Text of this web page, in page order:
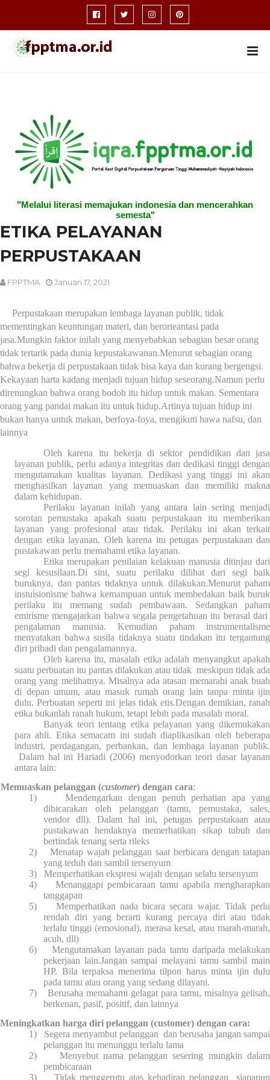
"Melalui literasi memajukan indonesia dan mencerahkan
semesta"
ETIKA PELAYANAN
PERPUSTAKAAN
FPPTMA Januari 17, 2021
Perpustakaan merupakan lembaga layanan publik, tidak
mementingkan keuntungan materi, dan berorieantasi pada
jasa.Mungkin faktor inilah yang menyebabkan sebagian besar orang
tidak tertarik pada dunia kepustakawanan.Menurut sebagian orang
bahwa bekerja di perpustakaan tidak bisa kaya dan kurang bergengsi.
Kekayaan harta kadang menjadi tujuan hidup seseorang.Namun perlu
direnungkan bahwa orang bodoh itu hidup untuk makan. Sementara
orang yang pandai makan itu untuk hidup.Artinya tujuan hidup ini
bukan hanya untuk makan, berfoya-foya, mengikuti hawa nafsu, dan
lainnya
Oleh karena itu bekerja di sektor pendidikan dan jasa
layanan publik, perlu adanya integritas dan dedikasi tinggi dengan
mengutamakan kualitas layanan. Dedikasi yang tinggi ini akan
menghasilkan layanan yang memuaskan dan memiliki makna
dalam kehidupan.
Perilaku layanan inilah yang antara lain sering menjadi
sorotan pemustaka apakah suatu perpustakaan itu memberikan
layanan yang profesional atau tidak. Perilaku ini akan terkait
dengan etika layanan. Oleh karena itu petugas perpustakaan dan
pustakawan perlu memahami etika layanan.
Etika merupakan penilaian kelakuan manusia ditinjau dari
segi kesusilaan.Di sini, suatu perilaku dilihat dari segi baik
buruknya, dan pantas tidaknya untuk dilakukan.Menurut paham
instuisionisme bahwa kemampuan untuk membedakan baik buruk
perilaku itu memang sudah pembawaan. Sedangkan paham
emirisme mengajarkan bahwa segala pengetahuan itu berasal dari
pengalaman manusia. Kemudian paham instrumentalisme
menyatakan bahwa susila tidaknya suatu tindakan itu tergantung
diri pribadi dan pengalamannya.
Oleh karena itu, masalah etika adalah menyangkut apakah
suatu perbuatan itu pantas dilakukan atau tidak meskipun tidak ada
orang yang melihatnya. Misalnya ada atasan memarahi anak buah
di depan umum, atau masuk rumah orang lain tanpa minta ijin
dulu. Perbuatan seperti ini jelas tidak etis.Dengan demikian, ranah
etika bukanlah ranah hukum, tetapi lebih pada masalah moral.
Banyak teori tentang etika pelayanan yang dikemukakan
para ahli. Etika semacam ini sudah diaplikasikan oleh beberapa
industri, perdagangan, perbankan, dan lembaga layanan publik.
Dalam hal ini Hariadi (2006) menyodorkan teori dasar layanan
antara lain:
Memuaskan pelanggan (customer) dengan cara:
1)
Mendengarkan dengan penuh perhatian apa yang
dibicarakan oleh pelanggan (tamu, pemustaka, sales,
vendor dll). Dalam hal ini, petugas perpustakaan atau
pustakawan hendaknya memerhatikan sikap tubuh dan
bertindak tenang serta rileks
2)
Menatap wajah pelanggan saat berbicara dengan tatapan
yang teduh dan sambil tersenyum
3)
Memperhatikan ekspresi wajah dengan selalu tersenyum
4)
Menanggapi pembicaraan tamu apabila mengharapkan
tanggapan
5)
Memperhatikan nada bicara secara wajar. Tidak perlu
rendah diri yang berarti kurang percaya diri atau tidak
terlalu tinggi (emosional), merasa kesal, atau marah-marah,
acuh, dll)
6)
Mengutamakan layanan pada tamu daripada melakukan
pekerjaan lain.Jangan sampai melayani tamu sambil main
HP. Bila terpaksa menerima tilpon harus minta ijin dulu
pada tamu atau orang yang sedang dilayani.
7)
Berusaha memahami gelagat para tamu, misalnya gelisah,
berkenan, pasif, positif, dan lainnya
Meningkatkan harga diri pelanggan (customer) dengan cara:
1)
Segera menyambut pelanggan dan berusaha jangan sampai
pelanggan itu menunggu terlalu lama
2)
Menyebut nama pelanggan sesering mungkin dalam
pembicaraan
3)
Tidak menggerutu atas kehadiran pelanggan siapapun